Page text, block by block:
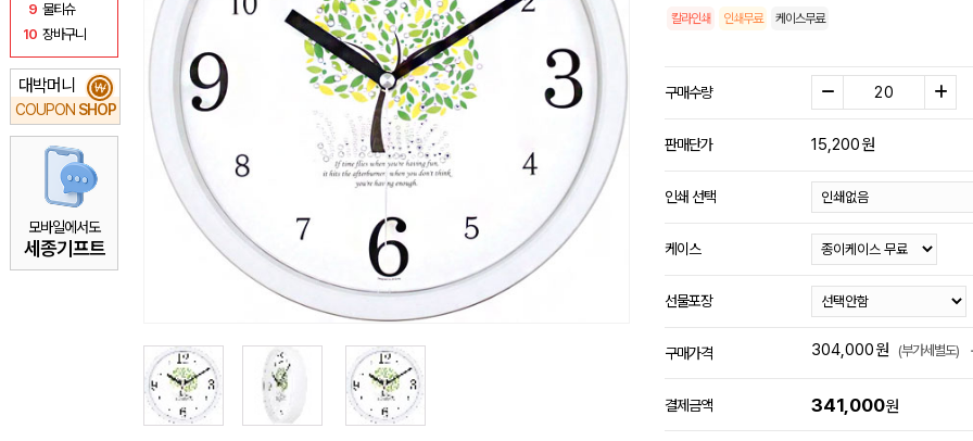
9 물티슈
10 장바구니
대박머니
COUPON SHOP
₩
모바일에서도
세종기프트
칼라인쇄 인쇄무료 케이스무료
구매수량
판매단가 15,200원
인쇄 선택
케이스
선물포장
구매가격 304,000원 (부가세별도)
결제금액 341,000원